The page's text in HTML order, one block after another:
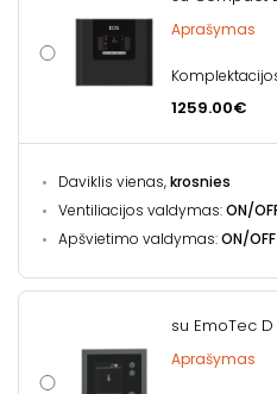
Aprašymas
1259.00€
Daviklis vienas,krosnies
Ventiliacijos valdymas:ON/
Apšvietimo valdymas:ON/OFF
su EmoTec
Aprašymas